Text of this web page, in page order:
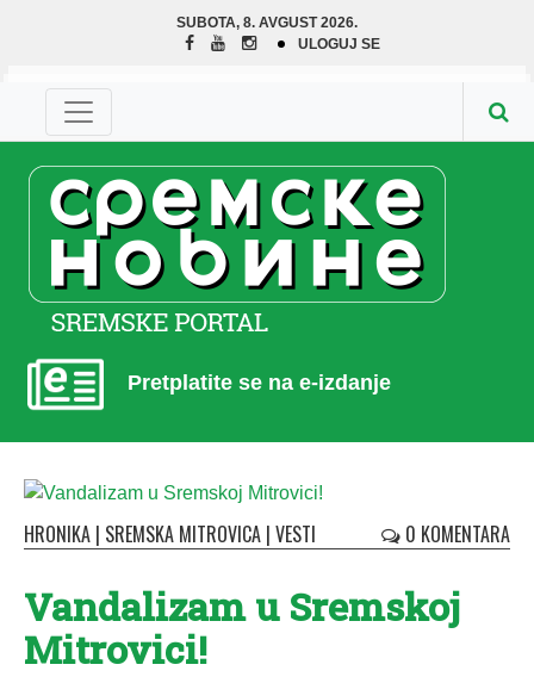
SUBOTA, 8. AVGUST 2026.
ULOGUJ SE
Pretplatite se na e-izdanje
HRONIKA | SREMSKA MITROVICA | VESTI 0 KOMENTARA
Vandalizam u Sremskoj
Mitrovici!